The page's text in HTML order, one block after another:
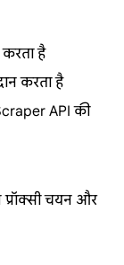
करता है
करता है
API की
प्रॉक्सी चयन और